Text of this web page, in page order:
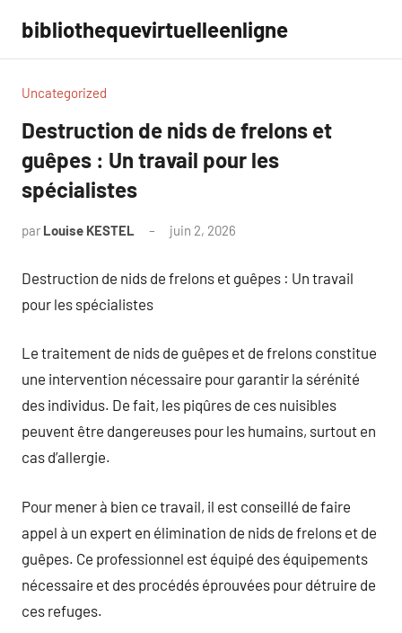
contenu
bibliothequevirtuelleenligne
Uncategorized
Destruction de nids de frelons et
guêpes : Un travail pour les
spécialistes
par Louise KESTEL juin 2, 2026
Destruction de nids de frelons et guêpes : Un travail
pour les spécialistes
Le traitement de nids de guêpes et de frelons constitue
une intervention nécessaire pour garantir la sérénité
des individus. De fait, les piqûres de ces nuisibles
peuvent être dangereuses pour les humains, surtout en
cas d’allergie.
Pour mener à bien ce travail, il est conseillé de faire
appel à un expert en élimination de nids de frelons et de
guêpes. Ce professionnel est équipé des équipements
nécessaire et des procédés éprouvées pour détruire de
ces refuges.